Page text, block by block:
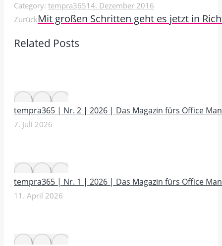
Category: tempra36514. Dezember 2016
Kommentarnavigation
ZurückVorheriger
Mit großen Schritten geht es jetzt in
Related Posts
tempra365 | Nr. 2 | 2026 | Das Magazin fürs Office
7. Juli 2026
tempra365 | Nr. 1 | 2026 | Das Magazin fürs Office
11. April 2026